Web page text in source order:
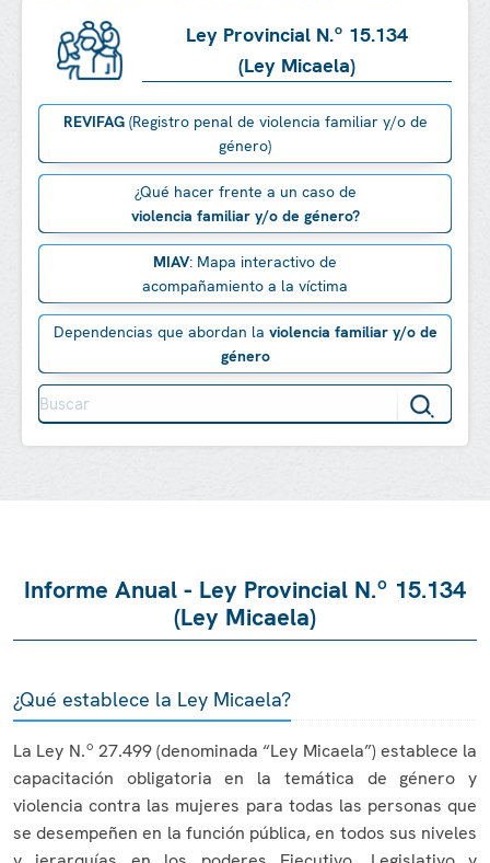
Ley Provincial N.º 15.134
(Ley Micaela)
REVIFAG(Registro penal de violencia familiar y/o de
género)
¿Qué hacer frente a un caso de
violencia familiar y/o de género?
MIAV: Mapa interactivo de
acompañamiento a la víctima
Dependencias que abordan la violencia familiar y/o de
género
Informe Anual - Ley Provincial N.º 15.134
(Ley Micaela)
¿Qué establece la Ley Micaela?
La Ley N.º 27.499 (denominada “Ley Micaela”) establece la
capacitación obligatoria en la temática de género y
violencia contra las mujeres para todas las personas que
se desempeñen en la función pública, en todos sus niveles